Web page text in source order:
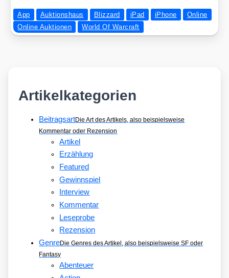
App Auktionshaus Blizzard iPad iPhone
Online
Online Auktionen
World Of Warcraft
Artikelkategorien
BeitragsartDie Art des Artikels, also beispielsweise
Kommentar oder Rezension
Artikel
Erzählung
Featured
Gewinnspiel
Interview
Kommentar
Leseprobe
Rezension
GenreDie Genres des Artikel, also beispielsweise SF oder
Fantasy
Abenteuer